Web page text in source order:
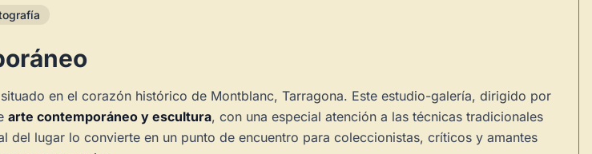
en el corazón histórico de Montblanc, Tarragona. Este estudio-galería, dirigido por
arte contemporáneo y escultura, con una especial atención a las técnicas tradicionales
lugar lo convierte en un punto de encuentro para coleccionistas, críticos y amantes